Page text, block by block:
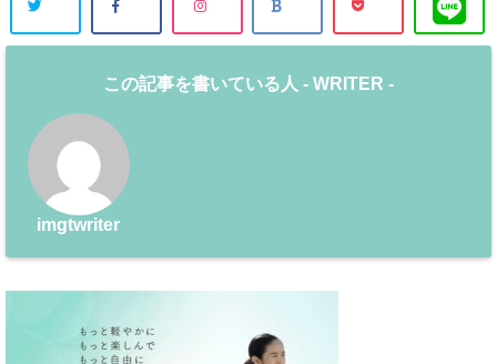
この記事を書いている人 - WRITER -
imgtwriter